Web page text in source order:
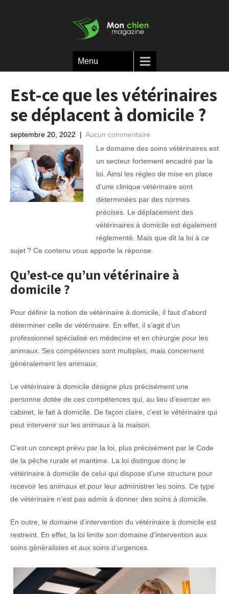
Menu
Est-ce que les vétérinaires
se déplacent à domicile ?
septembre 20, 2022 | Aucun commentaire
Le domaine des soins vétérinaires est
un secteur fortement encadré par la
loi. Ainsi les règles de mise en place
d’une clinique vétérinaire sont
déterminées par des normes
précises. Le déplacement des
vétérinaires à domicile est également
réglementé. Mais que dit la loi à ce
sujet ? Ce contenu vous apporte la réponse.
Qu’est-ce qu’un vétérinaire à
domicile ?
Pour définir la notion de vétérinaire à domicile, il faut d’abord
déterminer celle de vétérinaire. En effet, il s’agit d’un
professionnel spécialisé en médecine et en chirurgie pour les
animaux. Ses compétences sont multiples, mais concernent
généralement les animaux.
Le vétérinaire à domicile désigne plus précisément une
personne dotée de ces compétences qui, au lieu d’exercer en
cabinet, le fait à domicile. De façon claire, c’est le vétérinaire qui
peut intervenir sur les animaux à la maison.
C’est un concept prévu par la loi, plus précisément par le Code
de la pêche rurale et maritime. La loi distingue donc le
vétérinaire à domicile de celui qui dispose d’une structure pour
recevoir les animaux et pour leur administrer les soins. Ce type
de vétérinaire n’est pas admis à donner des soins à domicile.
En outre, le domaine d’intervention du vétérinaire à domicile est
restreint. En effet, la loi limite son domaine d’intervention aux
soins généralistes et aux soins d’urgences.